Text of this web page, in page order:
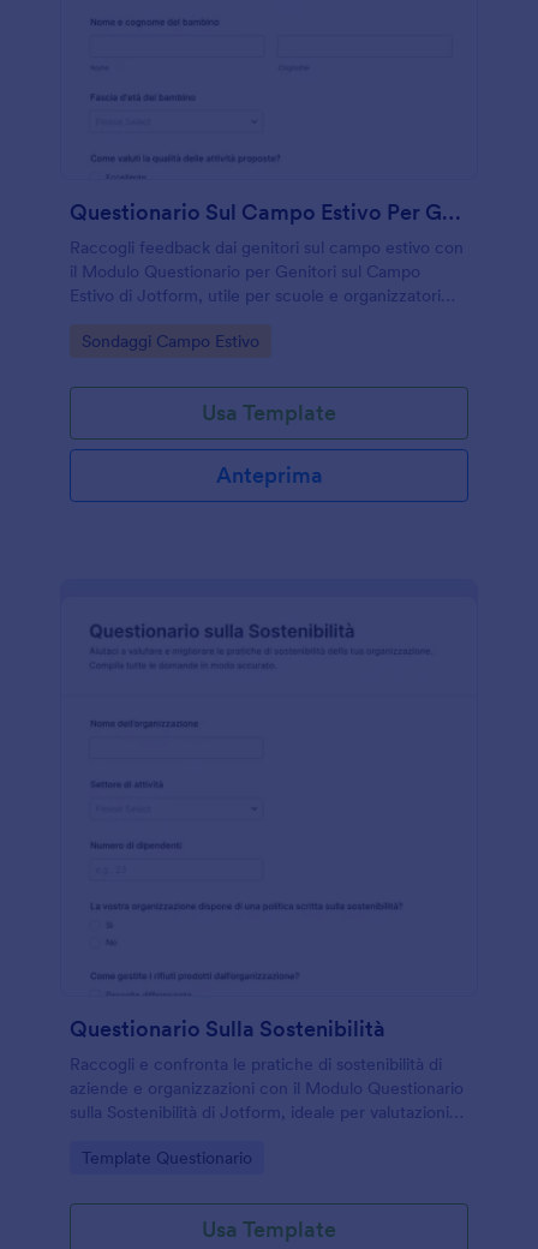
Questionario Sul Campo Estivo Per Genitori
Raccogli feedback dai genitori sul campo estivo con
il Modulo Questionario per Genitori sul Campo
Estivo di Jotform, utile per scuole e organizzatori
che vogliono migliorare attività, comunicazione e
esperienza complessiva.
Go to Category:
Sondaggi Campo Estivo
Usa Template
Anteprima
Questionario Sulla Sostenibilità
Raccogli e confronta le pratiche di sostenibilità di
aziende e organizzazioni con il Modulo Questionario
sulla Sostenibilità di Jotform, ideale per valutazioni
basate sulla raccolta dati.
Go to Category:
Template Questionario
Usa Template